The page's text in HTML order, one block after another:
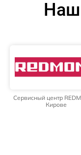
Сервисный центр
Кирове